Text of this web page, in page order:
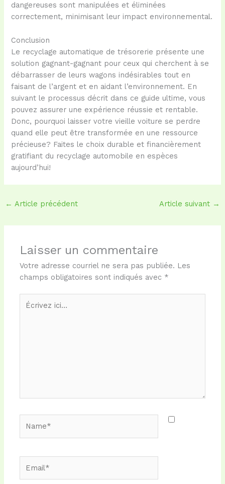
dangereuses sont manipulées et éliminées
correctement, minimisant leur impact environnemental.
Conclusion
Le recyclage automatique de trésorerie présente une
solution gagnant-gagnant pour ceux qui cherchent à se
débarrasser de leurs wagons indésirables tout en
faisant de l’argent et en aidant l’environnement. En
suivant le processus décrit dans ce guide ultime, vous
pouvez assurer une expérience réussie et rentable.
Donc, pourquoi laisser votre vieille voiture se perdre
quand elle peut être transformée en une ressource
précieuse? Faites le choix durable et financièrement
gratifiant du recyclage automobile en espèces
aujourd’hui!
← Article précédent Article suivant →
Laisser un commentaire
Votre adresse courriel ne sera pas publiée. Les
champs obligatoires sont indiqués avec *
Écrivez
ici…